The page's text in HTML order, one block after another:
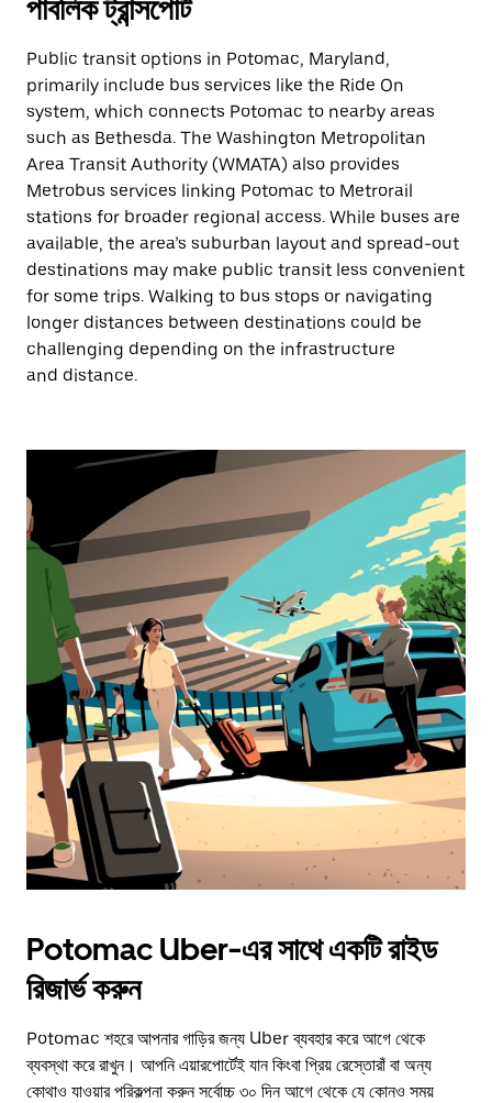
পাবলিক ট্রান্সপোর্ট
Public transit options in Potomac, Maryland,
primarily include bus services like the Ride On
system, which connects Potomac to nearby areas
such as Bethesda. The Washington Metropolitan
Area Transit Authority (WMATA) also provides
Metrobus services linking Potomac to Metrorail
stations for broader regional access. While buses are
available, the area’s suburban layout and spread-out
destinations may make public transit less convenient
for some trips. Walking to bus stops or navigating
longer distances between destinations could be
challenging depending on the infrastructure
and distance.
Potomac Uber-এর সাথে একটি রাইড
রিজার্ভ করুন
Potomac শহরে আপনার গাড়ির জন্য Uber ব্যবহার করে আগে থেকে
ব্যবস্থা করে রাখুন। আপনি এয়ারপোর্টেই যান কিংবা প্রিয় রেস্তোরাঁ বা অন্য
কোথাও যাওয়ার পরিকল্পনা করুন সর্বোচ্চ ৩০ দিন আগে থেকে যে কোনও সময়